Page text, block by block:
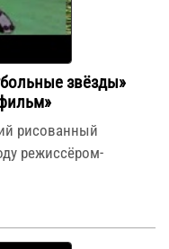
звёзды»
рисованный
режиссёром-